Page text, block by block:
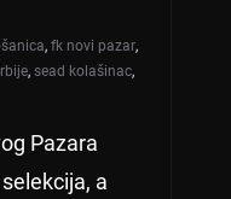
, fk novi pazar,
, sead kolašinac,
Pazara
a